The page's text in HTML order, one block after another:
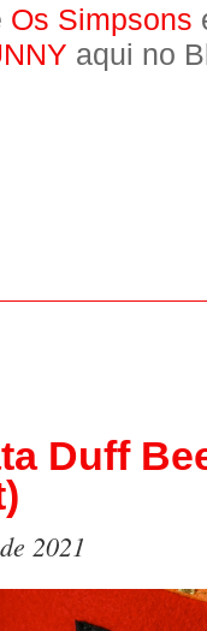
Os Simpsons
aqui no
Duff
2021